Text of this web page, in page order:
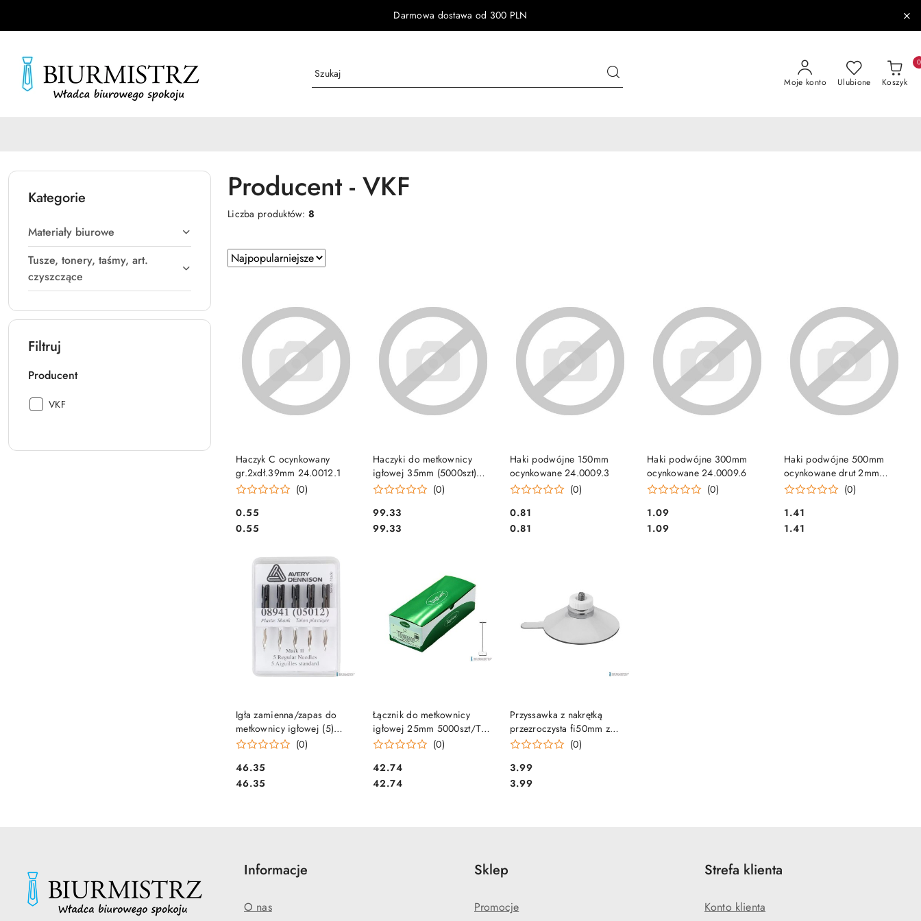
Darmowa dostawa od 300 PLN
Moje konto Ulubione Koszyk
0
Kategorie
Materiały biurowe
Tusze, tonery, taśmy, art.
czyszczące
Filtruj
Producent
Producent:
VKF
Producent - VKF
Liczba produktów:8
Zastosowano
sortowanie:
Sortuj
według
Haczyk C ocynkowany
gr.2xdł.39mm 24.0012.1
(0)
Cena:
0.55
Cena:
0.55
DO KOSZYKA
Haczyki do metkownicy
igłowej 35mm (5000szt)
Avery Dennison(0)
Cena:
99.33
Cena:
99.33
DO KOSZYKA
Haki podwójne 150mm
ocynkowane 24.0009.3
(0)
Cena:
0.81
Cena:
0.81
DO KOSZYKA
Haki podwójne 300mm
ocynkowane 24.0009.6
(0)
Cena:
1.09
Cena:
1.09
DO KOSZYKA
Haki podwójne 500mm
ocynkowane drut 2mm
24.0009.8
(0)
Cena:
1.41
Cena:
1.41
DO KOSZYKA
Igła zamienna/zapas do
metkownicy igłowej (5)
MARK3 FSR-05012
(0)
Cena:
46.35
Cena:
46.35
DO KOSZYKA
Łącznik do metkownicy
igłowej 25mm 5000szt/TE-
25PP-WHT TagEasy
(0)
Cena:
42.74
Cena:
42.74
DO KOSZYKA
Przyssawka z nakrętką
przezroczysta fi50mm z
gwintem 24.0145.1
(0)
Cena:
3.99
Cena:
3.99
DO KOSZYKA
Informacje
O nas
Sklep
Promocje
Strefa klienta
Konto klienta